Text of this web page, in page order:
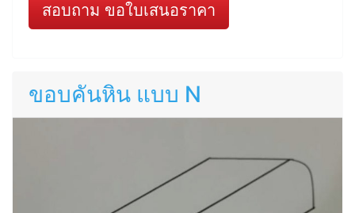
สอบถาม ขอใบเสนอราคา
ขอบคันหิน แบบ N